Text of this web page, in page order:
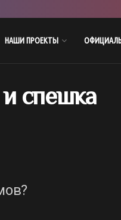
НАШИ ПРОЕКТЫ
и спешка